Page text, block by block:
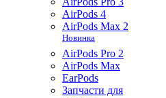
AirPods 4
AirPods Max 2
Новинка
AirPods Pro 2
AirPods Max
EarPods
Запчасти для